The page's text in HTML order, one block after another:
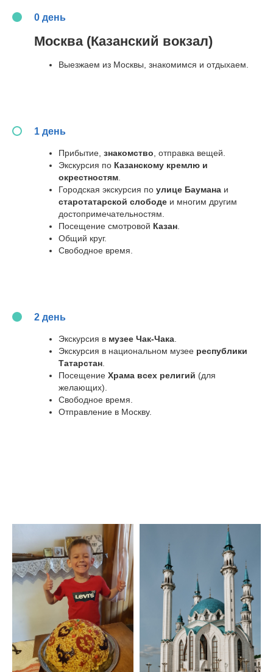
0 день
Москва (Казанский вокзал)
Выезжаем из Москвы, знакомимся и отдыхаем.
1 день
Прибытие, знакомство , отправка вещей.
Экскурсия по Казанскому кремлю и
окрестностям
Городская экскурсия по улице Баумана и
старотатарской слободе и многим другим
достопримечательностям.
Посещение смотровой Казан
Общий круг.
Свободное время.
2 день
Экскурсия в музее Чак-Чака
Экскурсия в национальном музее республики
Татарстан
Посещение Храма всех религий (для
желающих).
Свободное время.
Отправление в Москву.
ЧТО ПОЛУЧИТ
ВОЗРАСТЕ?